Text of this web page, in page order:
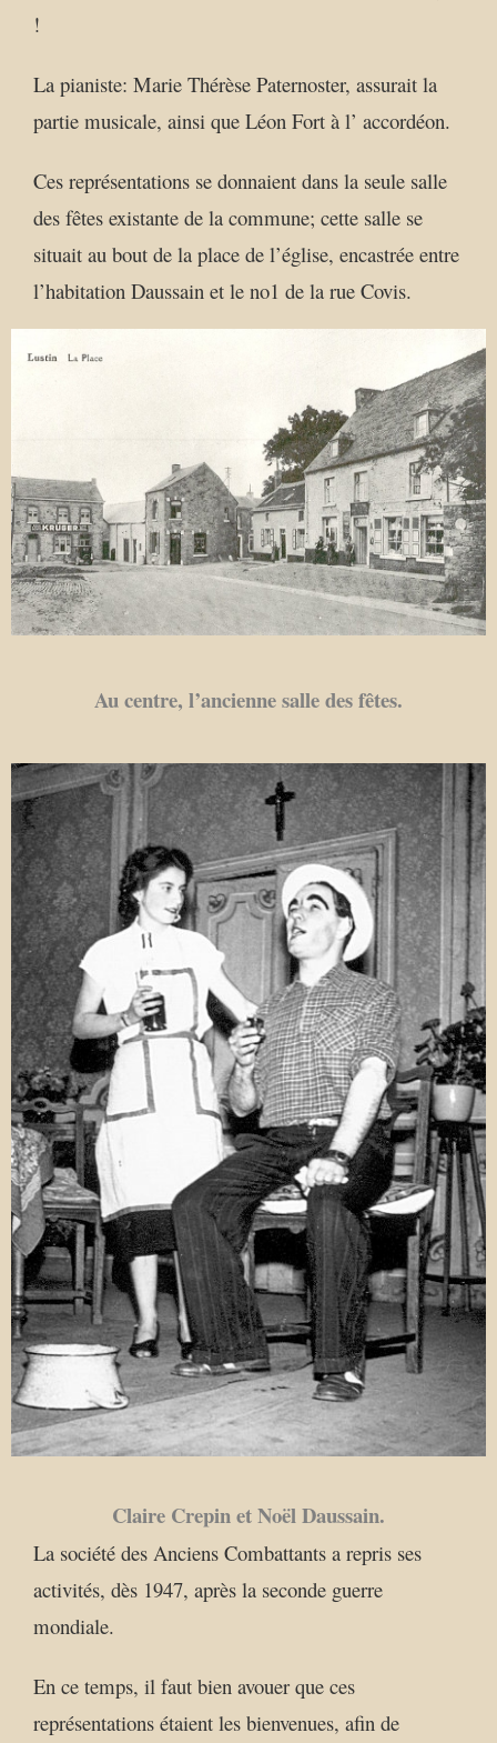
!
La pianiste: Marie Thérèse Paternoster, assurait la
partie musicale, ainsi que Léon Fort à l’ accordéon.
Ces représentations se donnaient dans la seule salle
des fêtes existante de la commune; cette salle se
situait au bout de la place de l’église, encastrée entre
l’habitation Daussain et le no1 de la rue Covis.
Au centre, l’ancienne salle des fêtes.
Claire Crepin et Noël Daussain.
La société des Anciens Combattants a repris ses
activités, dès 1947, après la seconde guerre
mondiale.
En ce temps, il faut bien avouer que ces
représentations étaient les bienvenues, afin de